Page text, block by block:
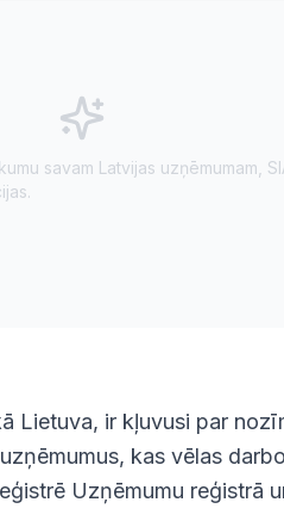
savam Latvijas uzņēmumam,
Lietuva, ir kļuvusi par
kas vēlas
Uzņēmumu reģistrā